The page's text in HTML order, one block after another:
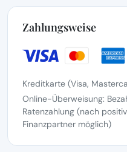
Zahlungsweise
Kreditkarte (Visa,
Online-Überweisung:
Ratenzahlung (nach
Finanzpartner möglich)